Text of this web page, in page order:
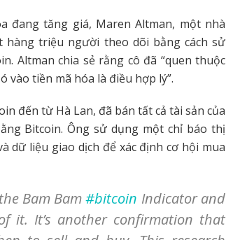
đang tăng giá, Maren Altman, một nhà
triệu người theo dõi bằng cách sử
Altman chia sẻ rằng cô đã “quen thuộc
vào tiền mã hóa là điều hợp lý”.
đến từ Hà Lan, đã bán tất cả tài sản của
Bitcoin. Ông sử dụng một chỉ báo thị
liệu giao dịch để xác định cơ hội mua
Bam Bam#bitcoin Indicator and
it. It’s another confirmation that